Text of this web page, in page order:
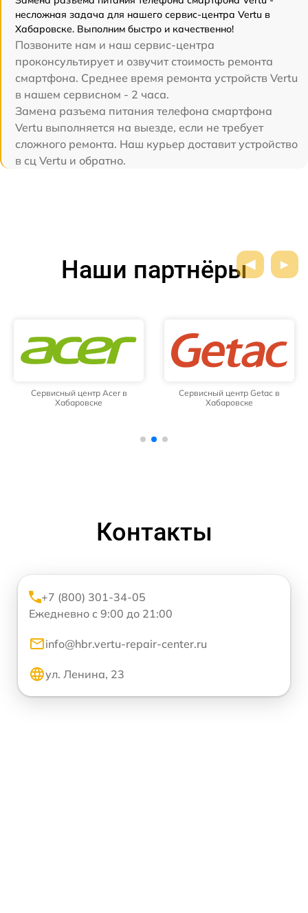
несложная задача для нашего сервис-центра Vertu в
Хабаровске. Выполним быстро и качественно!
Позвоните нам и наш сервис-центра
проконсультирует и озвучит стоимость ремонта
смартфона. Среднее время ремонта устройств Vertu
в нашем сервисном - 2 часа.
Замена разъема питания телефона смартфона
Vertu выполняется на выезде, если не требует
сложного ремонта. Наш курьер доставит устройство
в сц Vertu и обратно.
Наши партнёры
Сервисный центр Acer в
Хабаровске
Сервисный центр Getac в
Хабаровске
Контакты
+7 (800) 301-34-05
Ежедневно с 9:00 до 21:00
info@hbr.vertu-repair-center.ru
ул. Ленина, 23